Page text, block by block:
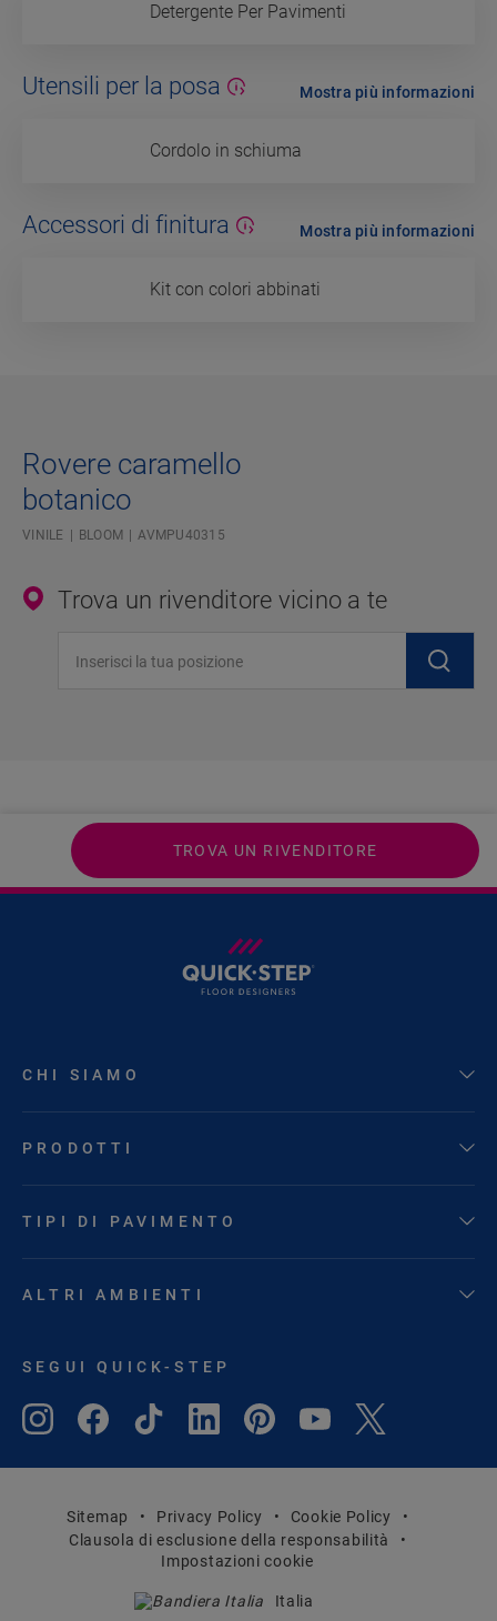
Detergente Per Pavimenti
Utensili per la posa
Cordolo in schiuma
Mostra più informazioni
Accessori di finitura
Kit con colori abbinati
Mostra più informazioni
Rovere caramello
botanico
VINILE BLOOM AVMPU40315
Trova un rivenditore vicino a te
TROVA UN RIVENDITORE
CHI SIAMO
PRODOTTI
TIPI DI PAVIMENTO
ALTRI AMBIENTI
SEGUI QUICK-STEP
Sitemap Privacy Policy
Cookie Policy
Clausola di esclusione della responsabilità
Impostazioni cookie
Italia